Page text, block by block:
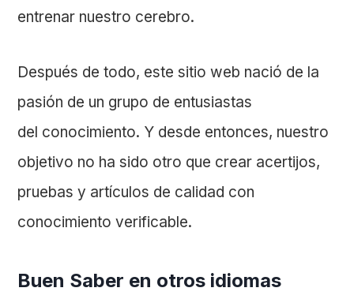
entrenar nuestro cerebro.
Después de todo, este sitio web nació de la
pasión de un grupo de entusiastas
del conocimiento. Y desde entonces, nuestro
objetivo no ha sido otro que crear acertijos,
pruebas y artículos de calidad con
conocimiento verificable.
Buen Saber en otros idiomas